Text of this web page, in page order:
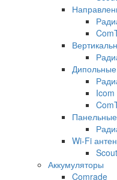
Icom
Wi-Fi
Scout
Аккумуляторы
Comrade